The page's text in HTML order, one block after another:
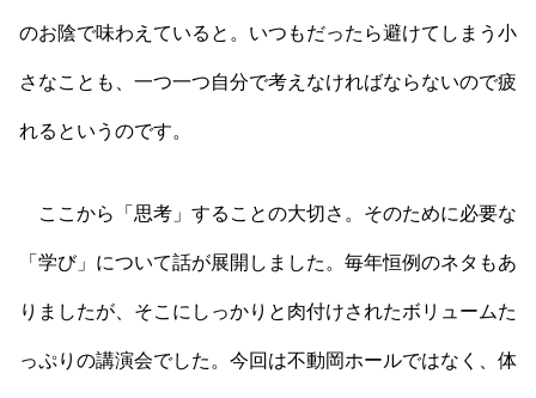
のお陰で味わえていると。いつもだったら避けてしまう小
さなことも、一つ一つ自分で考えなければならないので疲
れるというのです。
ここから「思考」することの大切さ。そのために必要な
「学び」について話が展開しました。毎年恒例のネタもあ
りましたが、そこにしっかりと肉付けされたボリュームた
っぷりの講演会でした。今回は不動岡ホールではなく、体